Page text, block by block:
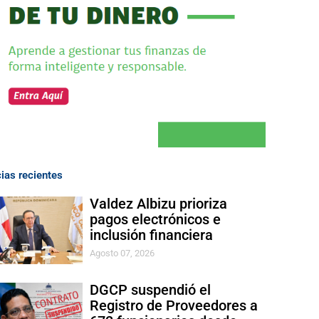
recientes
Valdez Albizu prioriza
pagos electrónicos e
inclusión financiera
Agosto 07, 2026
DGCP suspendió el
Registro de Proveedores a